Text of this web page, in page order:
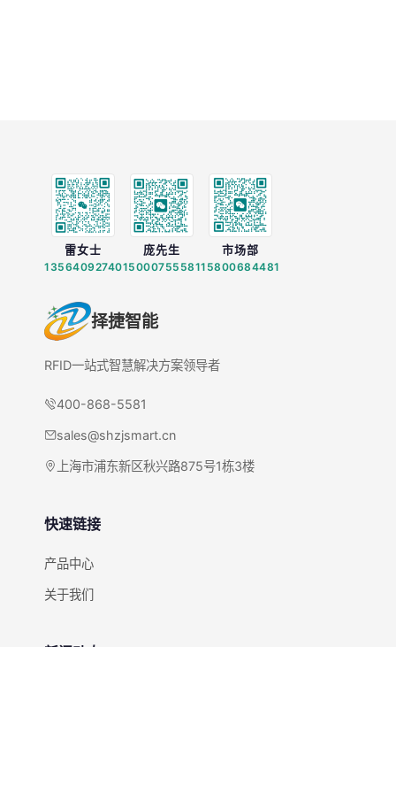
雷女士
13564092740
庞先生
15000755581
市场部
15800684481
择捷智能
RFID一站式智慧解决方案领导者
400-868-5581
sales@shzjsmart.cn
上海市浦东新区秋兴路875号1栋3楼
快速链接
产品中心
关于我们
新闻动态